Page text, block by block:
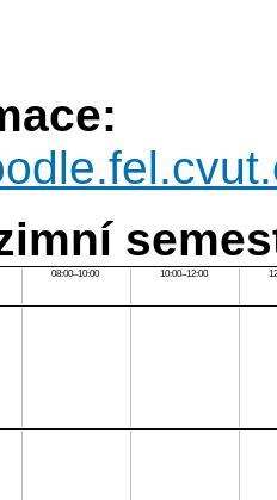
08:00–10:00 10:00–12:00